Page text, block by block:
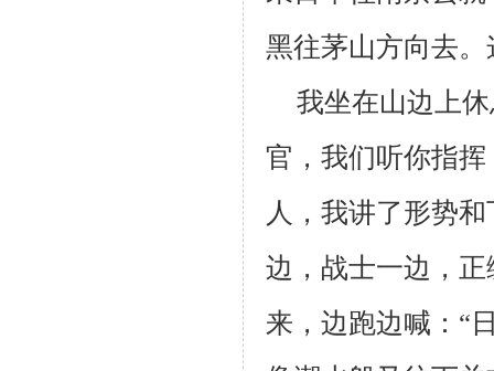
黑往茅山方向去
我坐在山边上
官，我们听你指
人，我讲了形势
边，战士一边，
来，边跑边喊：“